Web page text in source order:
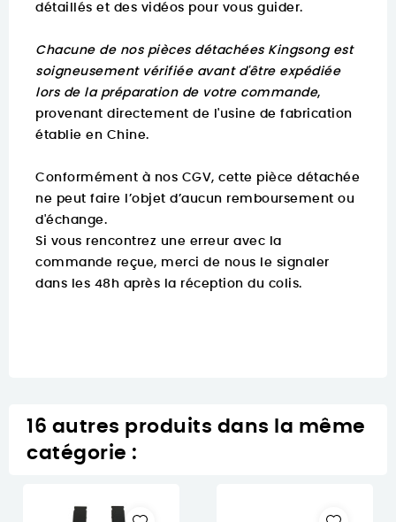
détaillés et des vidéos pour vous guider.
Chacune de nos pièces détachées Kingsong est
soigneusement vérifiée avant d'être expédiée
lors de la préparation de votre commande,
provenant directement de l'usine de fabrication
établie en Chine.
Conformément à nos CGV, cette pièce détachée
ne peut faire l’objet d’aucun remboursement ou
d'échange.
Si vous rencontrez une erreur avec la
commande reçue, merci de nous le signaler
dans les 48h après la réception du colis.
16 autres produits dans la même
catégorie :